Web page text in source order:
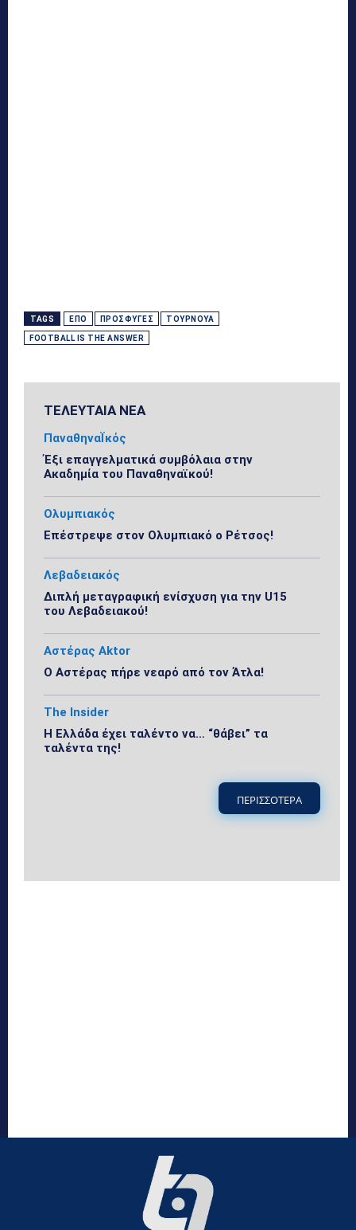
TAGS ΕΠΟ ΠΡΌΣΦΥΓΕΣ ΤΟΥΡΝΟΥΆ
FOOTBALL IS THE ANSWER
ΤΕΛΕΥΤΑΙΑ ΝΕΑ
ΠαναθηναΪκός
Έξι επαγγελματικά συμβόλαια στην
Ακαδημία του Παναθηναϊκού!
Ολυμπιακός
Επέστρεψε στον Ολυμπιακό ο Ρέτσος!
Λεβαδειακός
Διπλή μεταγραφική ενίσχυση για την U15
του Λεβαδειακού!
Αστέρας Aktor
Ο Αστέρας πήρε νεαρό από τον Άτλα!
The Insider
Η Ελλάδα έχει ταλέντο να… “θάβει” τα
ταλέντα της!
ΠΕΡΙΣΣΟΤΕΡΑ